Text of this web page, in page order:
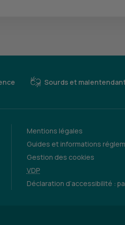
Sourds et
Mentions légales
Guides et informations
Gestion des cookies
VDP
Déclaration d’accessibilité :